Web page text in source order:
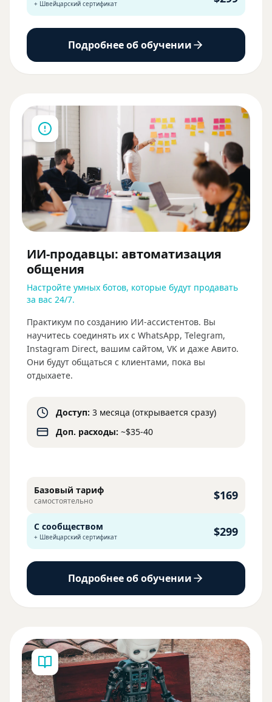
+ Швейцарский сертификат
Подробнее об обучении
ИИ-продавцы: автоматизация
общения
Настройте умных ботов, которые будут продавать
за вас 24/7.
Практикум по созданию ИИ-ассистентов. Вы
научитесь соединять их с WhatsApp, Telegram,
Instagram Direct, вашим сайтом, VK и даже Авито.
Они будут общаться с клиентами, пока вы
отдыхаете.
Доступ: 3 месяца (открывается сразу)
Доп. расходы: ~$35-40
Базовый тариф
самостоятельно $169
С сообществом
+ Швейцарский сертификат $299
Подробнее об обучении